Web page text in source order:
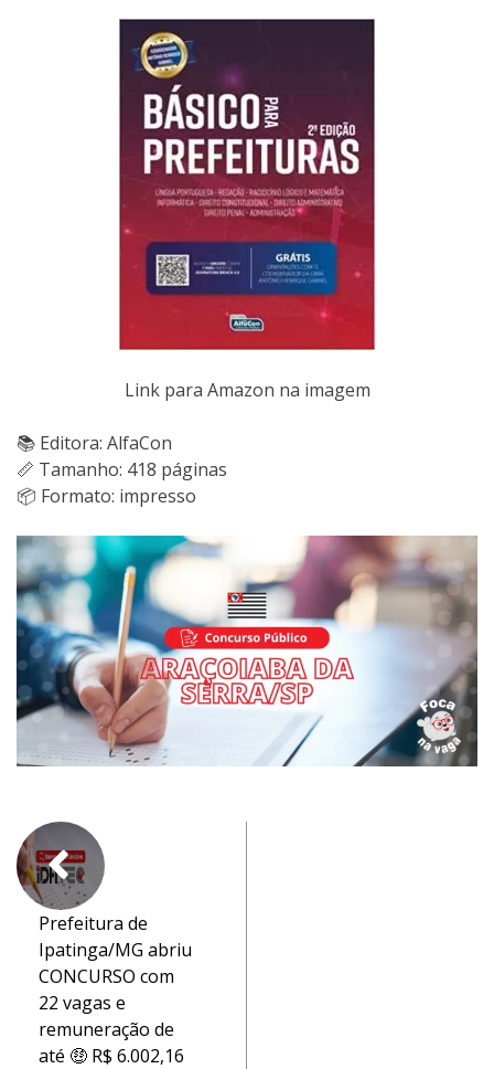
Link para Amazon na imagem
📚 Editora: AlfaCon
📏 Tamanho: 418 páginas
📦 Formato: impresso
Prefeitura de
Ipatinga/MG abriu
CONCURSO com
22 vagas e
remuneração de
até 🤑 R$ 6.002,16